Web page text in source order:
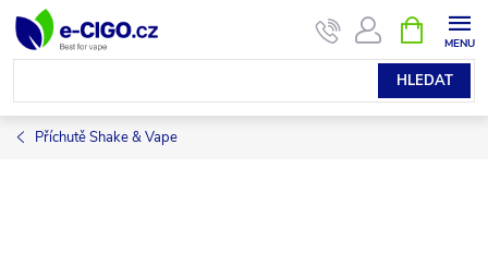
Přejít
obsah
HLEDAT
NÁKUPNÍ
KOŠÍK
Příchutě Shake & Vape